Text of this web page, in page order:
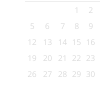
1
2
5
6 7 8 9
12
13 14 15 16
19
20 21 22 23
26
27 28 29 30